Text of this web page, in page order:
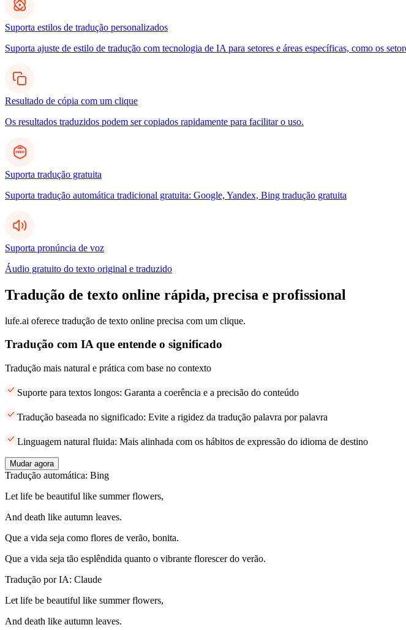
Suporta estilos de tradução personalizados
Suporta ajuste de estilo de tradução com tecnologia de IA para setores e áreas específicas, como os
Resultado de cópia com um clique
Os resultados traduzidos podem ser copiados rapidamente para facilitar o uso.
Suporta tradução gratuita
Suporta tradução automática tradicional gratuita: Google, Yandex, Bing tradução gratuita
Suporta pronúncia de voz
Áudio gratuito do texto original e traduzido
Tradução de texto online rápida, precisa e profissional
lufe.ai oferece tradução de texto online precisa com um clique.
Tradução com IA que entende o significado
Tradução mais natural e prática com base no contexto
Suporte para textos longos: Garanta a coerência e a precisão do conteúdo
Tradução baseada no significado: Evite a rigidez da tradução palavra por palavra
Linguagem natural fluida: Mais alinhada com os hábitos de expressão do idioma de destino
Mudar agora
Tradução automática: Bing
Let life be beautiful like summer flowers,
And death like autumn leaves.
Que a vida seja como flores de verão, bonita.
Que a vida seja tão esplêndida quanto o vibrante florescer do verão.
Tradução por IA: Claude
Let life be beautiful like summer flowers,
And death like autumn leaves.